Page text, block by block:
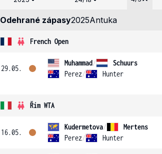
Odehrané zápasy2025Antuka
French Open
29.05.
Muhammad/
Schuurs
Perez/ Hunter
Řím WTA
16.05.
Kudermetova/
Mertens
Perez/ Hunter